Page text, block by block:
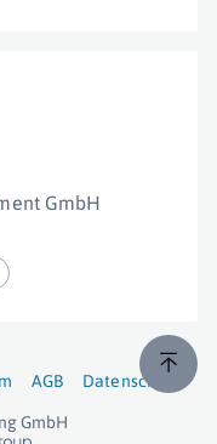
GmbH
AGB Datenschutz
GmbH